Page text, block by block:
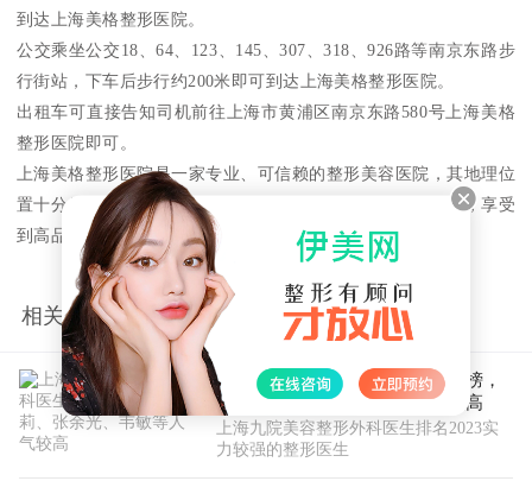
到达上海美格整形医院。
公交乘坐公交18、64、123、145、307、318、926路等南京东路步
行街站，下车后步行约200米即可到达上海美格整形医院。
出租车可直接告知司机前往上海市黄浦区南京东路580号上海美格
整形医院即可。
上海美格整形医院是一家专业、可信赖的整形美容医院，其地理位
置十分优越，交通便利，让广大顾客能够轻松找到这家医院，享受
到高品质的整形美容服务。
相关推荐
上海九院美容整形外科医生排名榜，
武晓莉、张余光、韦敏等人气较高
上海九院美容整形外科医生排名2023实
力较强的整形医生